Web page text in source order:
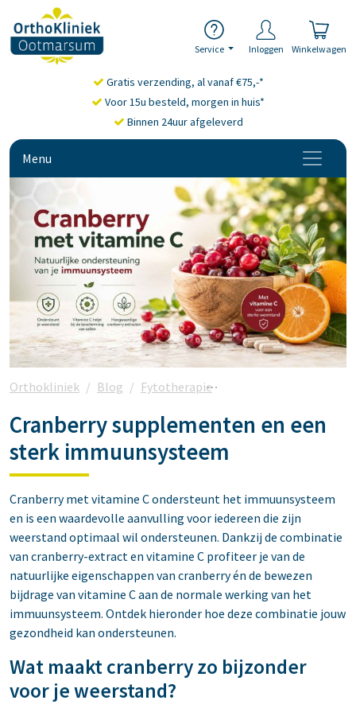
Service Inloggen Winkelwagen
Gratis verzending, al vanaf €75,-*
Voor 15u besteld, morgen in huis*
Binnen 24uur afgeleverd
Menu
Orthokliniek Blog Fytotherapie
Cranberry supplementen en een
sterk immuunsysteem
Cranberry met vitamine C ondersteunt het immuunsysteem
en is een waardevolle aanvulling voor iedereen die zijn
weerstand optimaal wil ondersteunen. Dankzij de combinatie
van cranberry-extract en vitamine C profiteer je van de
natuurlijke eigenschappen van cranberry én de bewezen
bijdrage van vitamine C aan de normale werking van het
immuunsysteem. Ontdek hieronder hoe deze combinatie jouw
gezondheid kan ondersteunen.
Wat maakt cranberry zo bijzonder
voor je weerstand?